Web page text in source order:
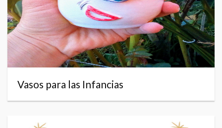
Vasos para las Infancias